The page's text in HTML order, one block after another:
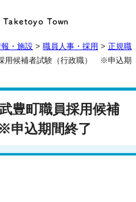
・施設 > 職員人事・採用 > 正規職
用候補者試験（行政職） ※申込期
豊町職員採用候補
込期間終了